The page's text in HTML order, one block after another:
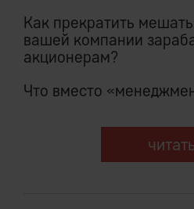
Как прекратить
вашей компании
акционерам?
Что вместо
читать